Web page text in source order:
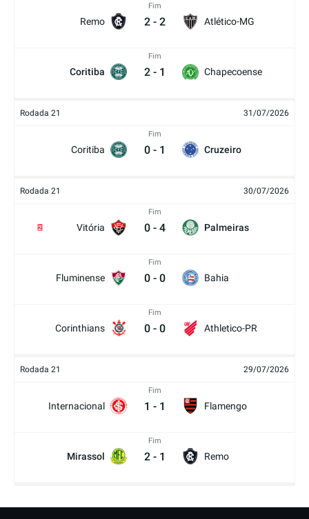
Remo
Fim
2 - 2 Atlético-MG
Coritiba
Fim
2 - 1 Chapecoense
Rodada 21 31/07/2026
Coritiba
Fim
0 - 1 Cruzeiro
Rodada 21 30/07/2026
Vitória
2
Fim
0 - 4 Palmeiras
Fluminense
Fim
0 - 0 Bahia
Corinthians
Fim
0 - 0 Athletico-PR
Rodada 21 29/07/2026
Internacional
Fim
1 - 1 Flamengo
Mirassol
Fim
2 - 1 Remo